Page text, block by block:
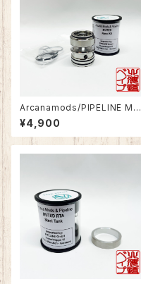
Arcanamods/PIPELINE MU
TED RTA Nano Kit
¥4,900